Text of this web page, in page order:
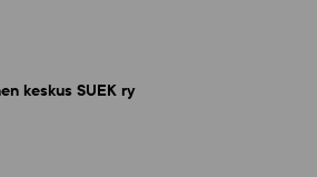
keskus SUEK ry